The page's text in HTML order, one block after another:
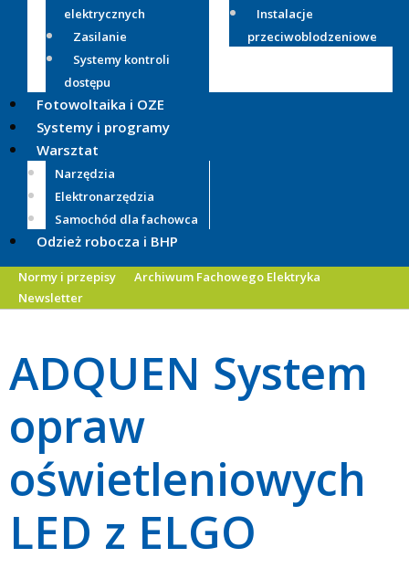
elektrycznych
Zasilanie
Systemy kontroli
dostępu
Instalacje
przeciwoblodzeniowe
Fotowoltaika i OZE
Systemy i programy
Warsztat
Narzędzia
Elektronarzędzia
Samochód dla fachowca
Odzież robocza i BHP
Normy i przepisy
Archiwum Fachowego Elektryka
Newsletter
ADQUEN System
opraw
oświetleniowych
LED z ELGO